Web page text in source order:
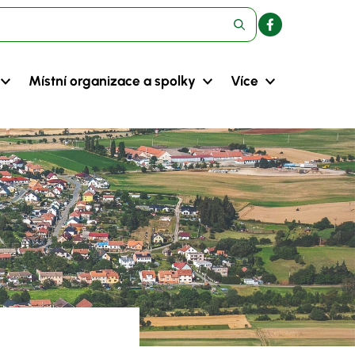
Místní organizace a spolky Více